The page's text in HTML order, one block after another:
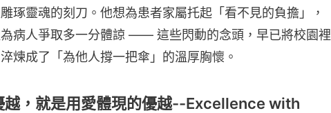
琢靈魂的刻刀。他想為患者家屬托起「看不見的負擔」，
病人爭取多一分體諒 —— 這些閃動的念頭，早已將校園裡
煉成了「為他人撐一把傘」的溫厚胸懷。
越，就是用愛體現的優越--Excellence with